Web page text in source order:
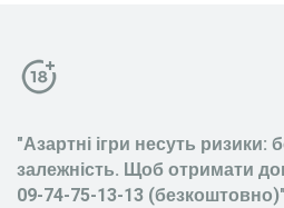
"Азартні ігри несуть ризики:
залежність. Щоб отримати
09-74-75-13-13